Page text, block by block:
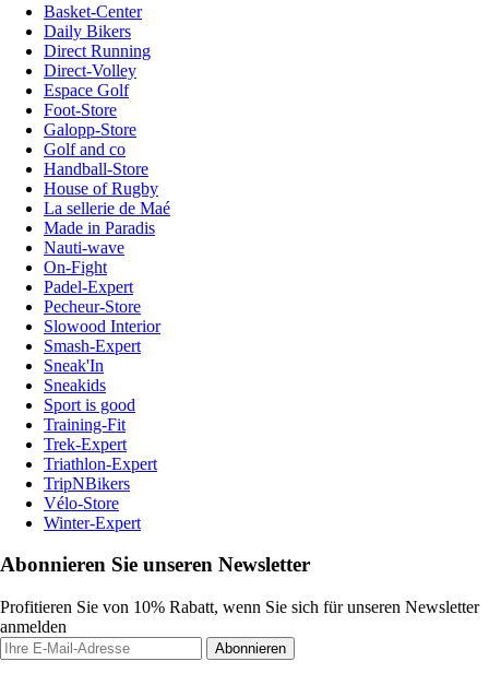
Basket-Center
Daily Bikers
Direct Running
Direct-Volley
Espace Golf
Foot-Store
Galopp-Store
Golf and co
Handball-Store
House of Rugby
La sellerie de Maé
Made in Paradis
Nauti-wave
On-Fight
Padel-Expert
Pecheur-Store
Slowood Interior
Smash-Expert
Sneak'In
Sneakids
Sport is good
Training-Fit
Trek-Expert
Triathlon-Expert
TripNBikers
Vélo-Store
Winter-Expert
Abonnieren Sie unseren Newsletter
Profitieren Sie von 10% Rabatt, wenn Sie sich für unseren Newsletter
anmelden
Abonnieren